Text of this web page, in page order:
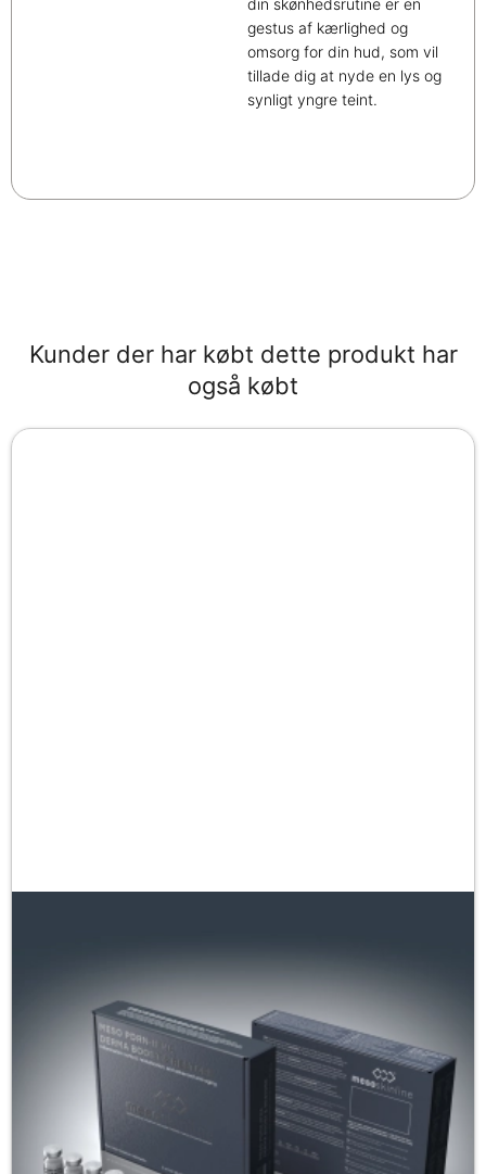
din skønhedsrutine er en
gestus af kærlighed og
omsorg for din hud, som vil
tillade dig at nyde en lys og
synligt yngre teint.
Kunder der har købt dette produkt har
også købt